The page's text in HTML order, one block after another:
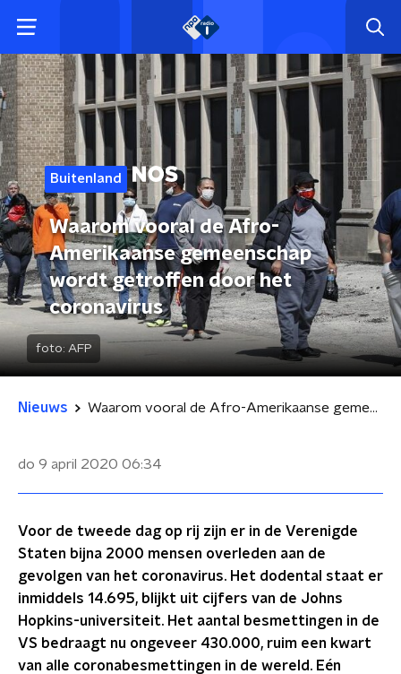
Buitenland
Waarom vooral de Afro-
Amerikaanse gemeenschap
wordt getroffen door het
coronavirus
foto: AFP
Nieuws Waarom vooral de Afro-Amerikaanse gemeenschap wordt getroffen door het coronavirus
do 9 april 2020 06:34
Voor de tweede dag op rij zijn er in de Verenigde
Staten bijna 2000 mensen overleden aan de
gevolgen van het coronavirus. Het dodental staat er
inmiddels 14.695, blijkt uit cijfers van de Johns
Hopkins-universiteit. Het aantal besmettingen in de
VS bedraagt nu ongeveer 430.000, ruim een kwart
van alle coronabesmettingen in de wereld. Eén